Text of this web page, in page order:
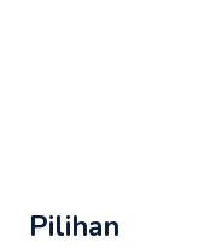
Pilihan